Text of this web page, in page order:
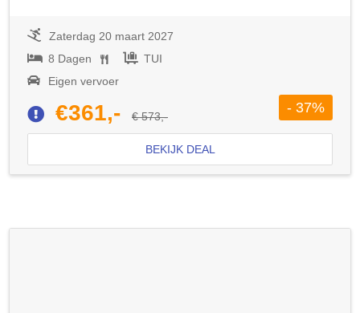
Zaterdag 20 maart 2027
8 Dagen
TUI
Eigen vervoer
€361,- € 573,-
- 37%
BEKIJK DEAL